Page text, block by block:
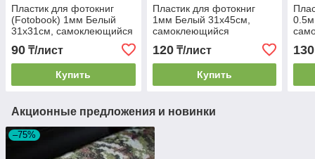
Пластик для фотокниг
(Fotobook) 1мм Белый
31x31см, самоклеющийся
90 ₸/лист
Купить
Пластик для фотокниг
1мм Белый 31x45см,
самоклеющийся
120₸/лист
Купить
130
Акционные предложения и новинки
–75%